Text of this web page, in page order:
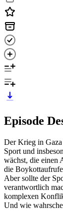
Episode
Der Krieg in Gaza
Sport und
wächst, die einen
die
Aber sollte der
verantwortlich
komplexen
Und wie